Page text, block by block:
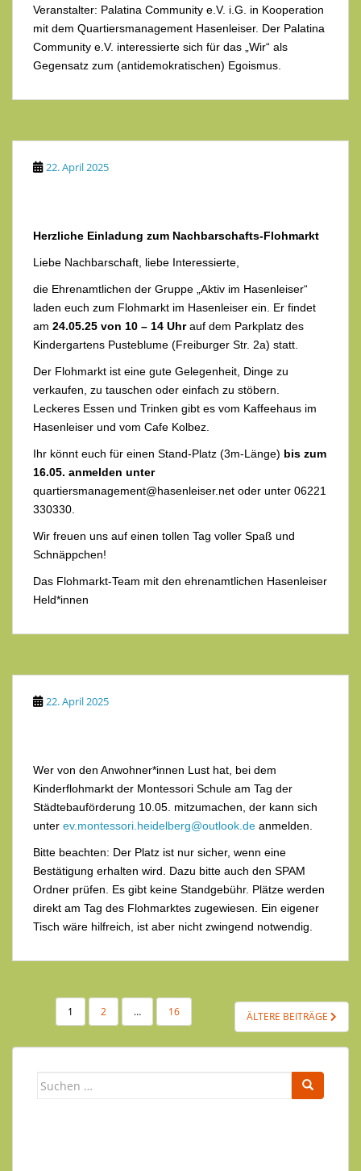
Veranstalter: Palatina Community e.V. i.G. in Kooperation
mit dem Quartiersmanagement Hasenleiser. Der Palatina
Community e.V. interessierte sich für das „Wir“ als
Gegensatz zum (antidemokratischen) Egoismus.
22. April 2025
Herzliche Einladung zum Nachbarschafts-Flohmarkt
Liebe Nachbarschaft, liebe Interessierte,
die Ehrenamtlichen der Gruppe „Aktiv im Hasenleiser“
laden euch zum Flohmarkt im Hasenleiser ein. Er findet
am 24.05.25 von 10 – 14 Uhrauf dem Parkplatz des
Kindergartens Pusteblume (Freiburger Str. 2a) statt.
Der Flohmarkt ist eine gute Gelegenheit, Dinge zu
verkaufen, zu tauschen oder einfach zu stöbern.
Leckeres Essen und Trinken gibt es vom Kaffeehaus im
Hasenleiser und vom Cafe Kolbez.
Ihr könnt euch für einen Stand-Platz (3m-Länge) bis zum
16.05. anmelden unter
quartiersmanagement@hasenleiser.net oder unter 06221
330330.
Wir freuen uns auf einen tollen Tag voller Spaß und
Schnäppchen!
Das Flohmarkt-Team mit den ehrenamtlichen Hasenleiser
Held*innen
22. April 2025
Wer von den Anwohner*innen Lust hat, bei dem
Kinderflohmarkt der Montessori Schule am Tag der
Städtebauförderung 10.05. mitzumachen, der kann sich
unter ev.montessori.heidelberg@outlook.de anmelden.
Bitte beachten: Der Platz ist nur sicher, wenn eine
Bestätigung erhalten wird. Dazu bitte auch den SPAM
Ordner prüfen. Es gibt keine Standgebühr. Plätze werden
direkt am Tag des Flohmarktes zugewiesen. Ein eigener
Tisch wäre hilfreich, ist aber nicht zwingend notwendig.
SEITENNUMMERIERUNG
BEITRÄGE
1 2 … 16 ÄLTERE BEITRÄGE
Suchen